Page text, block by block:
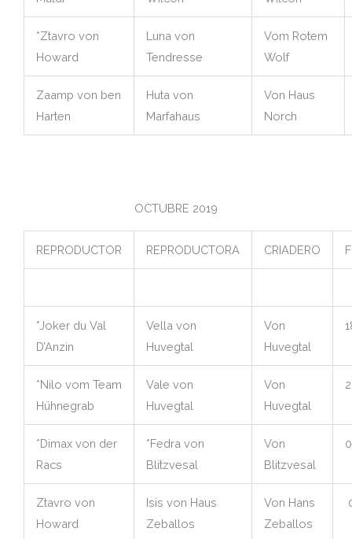
*Ztavro von
Howard
Luna von
Tendresse
Vom Rotem
Wolf
Zaamp von ben
Harten
Huta von
Marfahaus
Von Haus
Norch
OCTUBRE 2019
REPRODUCTOR REPRODUCTORA CRIADERO
*Joker du Val
D’Anzin
Vella von
Huvegtal
Von
Huvegtal
*Nilo vom Team
Hühnegrab
Vale von
Huvegtal
Von
Huvegtal
*Dimax von der
Racs
*Fedra von
Blitzvesal
Von
Blitzvesal
Ztavro von
Howard
Isis von Haus
Zeballos
Von Hans
Zeballos